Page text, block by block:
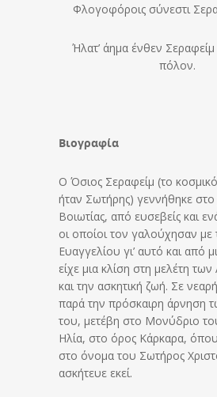
Φλογοφόροις σύνεστι
Ήλατ’ άημα ένθεν
πόλον.
Βιογραφία
Ο Όσιος Σεραφείμ (το
ήταν Σωτήρης) γεννήθηκε στο
Βοιωτίας, από ευσεβείς και
οι οποίοι τον γαλούχησαν με
Ευαγγελίου γι’ αυτό και από
είχε μια κλίση στη μελέτη
και την ασκητική ζωή. Σε νεαρή
παρά την πρόσκαιρη άρνηση
του, μετέβη στο Μονύδριο
Ηλία, στο όρος Κάρκαρα,
στο όνομα του Σωτήρος
ασκήτευε εκεί.